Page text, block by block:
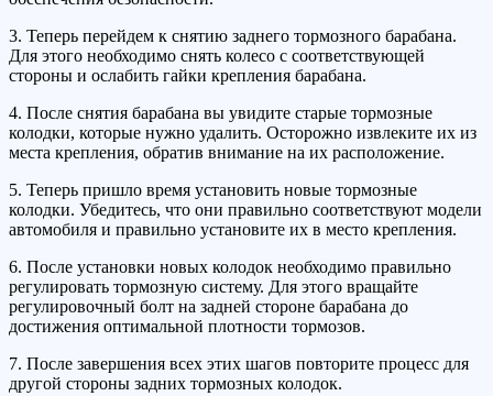
3. Теперь перейдем к снятию заднего тормозного барабана.
Для этого необходимо снять колесо с соответствующей
стороны и ослабить гайки крепления барабана.
4. После снятия барабана вы увидите старые тормозные
колодки, которые нужно удалить. Осторожно извлеките их из
места крепления, обратив внимание на их расположение.
5. Теперь пришло время установить новые тормозные
колодки. Убедитесь, что они правильно соответствуют модели
автомобиля и правильно установите их в место крепления.
6. После установки новых колодок необходимо правильно
регулировать тормозную систему. Для этого вращайте
регулировочный болт на задней стороне барабана до
достижения оптимальной плотности тормозов.
7. После завершения всех этих шагов повторите процесс для
другой стороны задних тормозных колодок.